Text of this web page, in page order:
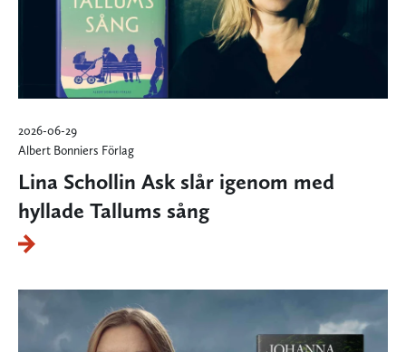
2026-06-29
Albert Bonniers Förlag
Lina Schollin Ask slår igenom med
hyllade Tallums sång